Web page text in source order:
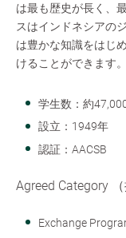
は最も歴史が長く、
スはインドネシアの
は豊かな知識をはじ
けることができます。
学生数：約
設立：1949年
認証：AACSB
Agreed Category （
Exchange